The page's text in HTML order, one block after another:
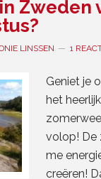
Zweden
LINSSEN 1
Geniet je
het
volop! De
me
creëren!